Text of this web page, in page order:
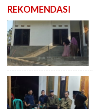
REKOMENDASI